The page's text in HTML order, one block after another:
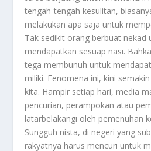
tengah-tengah kesulitan,
melakukan apa saja untuk
Tak sedikit orang berbuat nekad
mendapatkan sesuap nasi.
tega membunuh untuk
miliki. Fenomena ini, kini
kita. Hampir setiap hari, media
pencurian, perampokan atau
latarbelakangi oleh pemenuhan
Sungguh nista, di negeri yang
rakyatnya harus mencuri untuk